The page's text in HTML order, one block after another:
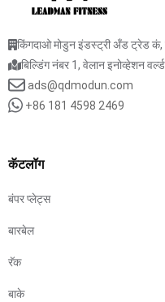
किंगदाओ मोडुन इंडस्ट्री अँड ट्रेड कं,
बिल्डिंग नंबर 1, वेलान इनोव्हेशन
ads@qdmodun.com
+86 181 4598 2469
कॅटलॉग
बंपर प्लेट्स
बारबेल
रॅक
बाके